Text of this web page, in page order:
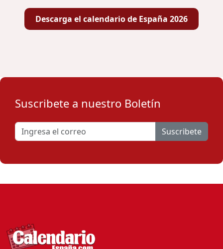
Descarga el calendario de España 2026
Suscribete a nuestro Boletín
Suscribete